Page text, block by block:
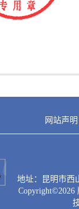
网站声明
地址：昆明市西
Copyright©2026